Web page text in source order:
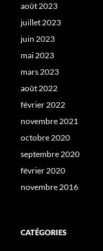
août 2023
juillet 2023
juin 2023
mai 2023
mars 2023
août 2022
février 2022
novembre 2021
octobre 2020
septembre 2020
février 2020
novembre 2016
CATÉGORIES